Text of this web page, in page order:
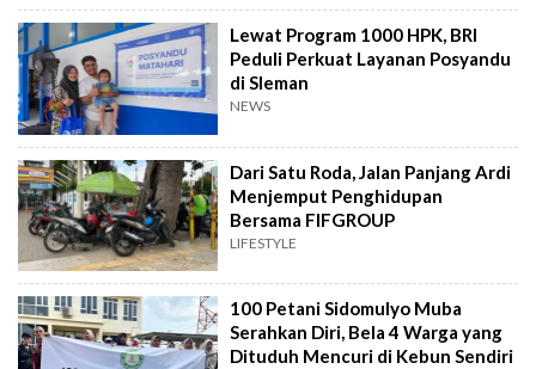
Lewat Program 1000 HPK, BRI
Peduli Perkuat Layanan Posyandu
di Sleman
NEWS
Dari Satu Roda, Jalan Panjang Ardi
Menjemput Penghidupan
Bersama FIFGROUP
LIFESTYLE
100 Petani Sidomulyo Muba
Serahkan Diri, Bela 4 Warga yang
Dituduh Mencuri di Kebun Sendiri